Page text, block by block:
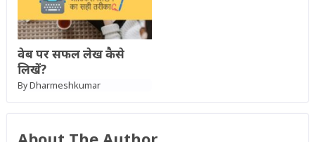
वेब पर सफल लेख कैसे
लिखें?
ByDharmeshkumar